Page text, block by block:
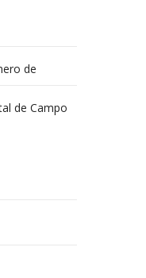
de
- Revista
de Campo